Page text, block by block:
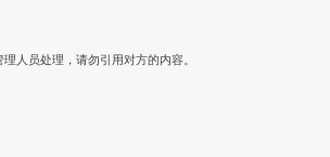
人员处理，请勿引用对方的内容。